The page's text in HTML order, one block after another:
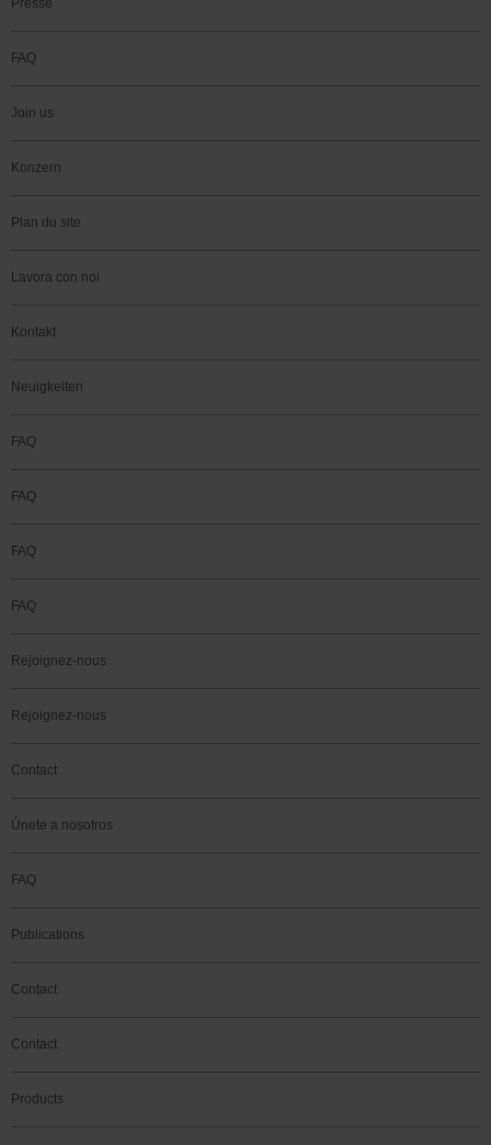
Presse
FAQ
Join us
Konzern
Plan du site
Lavora con noi
Kontakt
Neuigkeiten
FAQ
FAQ
FAQ
FAQ
Rejoignez-nous
Rejoignez-nous
Contact
Únete a nosotros
FAQ
Publications
Contact
Contact
Products